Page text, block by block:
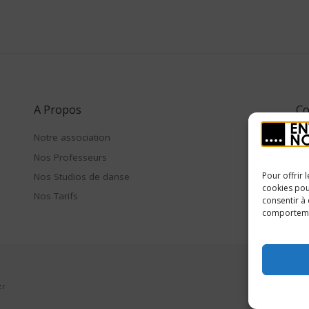
Pour offrir
cookies
consentir à
A Propos
Notre association
Nos Professeurs
Nos Studios de danse
Nos Tarifs